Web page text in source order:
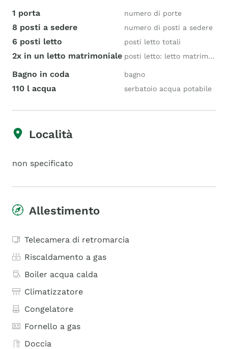
1 porta numero di porte
8 posti a sedere numero di posti a sedere
6 posti letto posti letto totali
2x in un letto matrimoniale posti letto: letto matrimoniale
Bagno in coda bagno
110 l acqua serbatoio acqua potabile
Località
non specificato
Allestimento
Telecamera di retromarcia
Riscaldamento a gas
Boiler acqua calda
Climatizzatore
Congelatore
Fornello a gas
Doccia